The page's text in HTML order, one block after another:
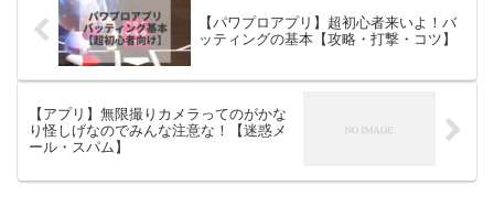
【パワプロアプリ】超初心者来いよ！バ
ッティングの基本【攻略・打撃・コツ】
【アプリ】無限撮りカメラってのがかな
り怪しげなのでみんな注意な！【迷惑メ
ール・スパム】